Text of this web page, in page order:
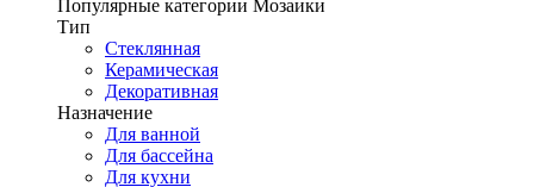
Популярные категории Мозаики
Тип
Стеклянная
Керамическая
Декоративная
Назначение
Для ванной
Для бассейна
Для кухни